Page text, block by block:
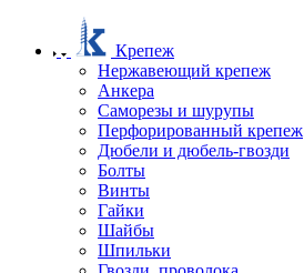
Крепеж
Нержавеющий крепеж
Анкера
Саморезы и шурупы
Перфорированный крепеж
Дюбели и дюбель-гвозди
Болты
Винты
Гайки
Шайбы
Шпильки